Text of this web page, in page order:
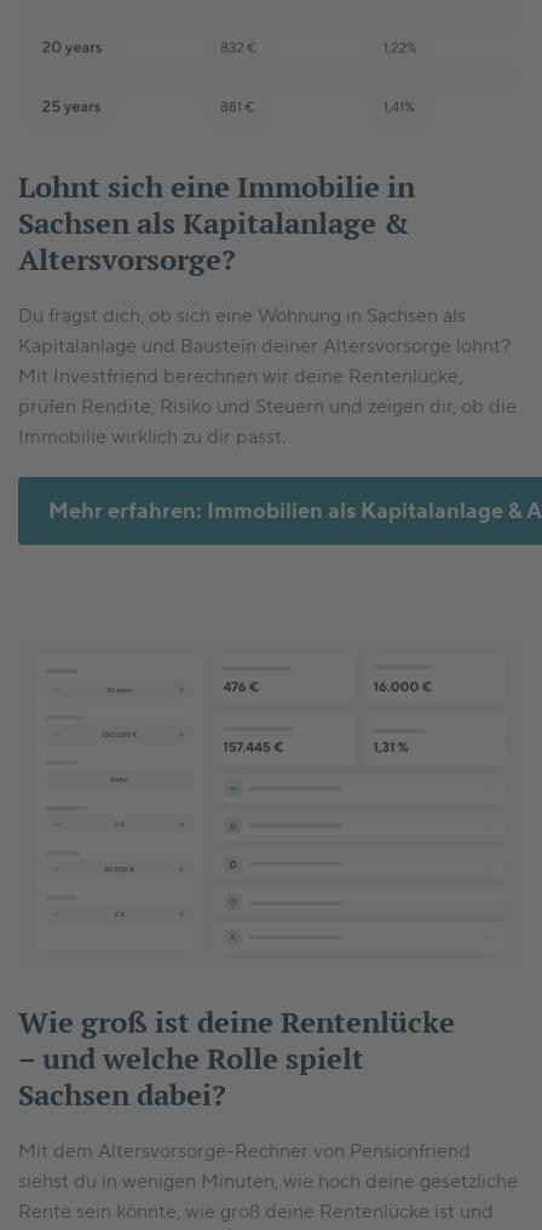
Lohnt sich eine Immobilie in
Sachsen als Kapitalanlage &
Altersvorsorge?
Du fragst dich, ob sich eine Wohnung in Sachsen als
Kapitalanlage und Baustein deiner Altersvorsorge lohnt?
Mit Investfriend berechnen wir deine Rentenlücke,
prüfen Rendite, Risiko und Steuern und zeigen dir, ob die
Immobilie wirklich zu dir passt.
Mehr erfahren: Immobilien als Kapitalanlage &
Wie groß ist deine Rentenlücke
– und welche Rolle spielt
Sachsen dabei?
Mit dem Altersvorsorge-Rechner von Pensionfriend
siehst du in wenigen Minuten, wie hoch deine gesetzliche
Rente sein könnte, wie groß deine Rentenlücke ist und